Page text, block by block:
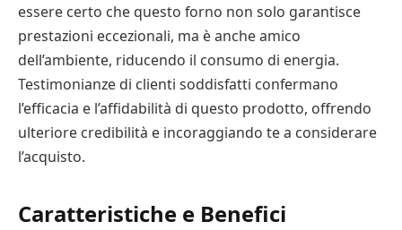
essere certo che questo forno non solo garantisce
prestazioni eccezionali, ma è anche amico
dell’ambiente, riducendo il consumo di energia.
Testimonianze di clienti soddisfatti confermano
l’efficacia e l’affidabilità di questo prodotto, offrendo
ulteriore credibilità e incoraggiando te a considerare
l’acquisto.
Caratteristiche e Benefici